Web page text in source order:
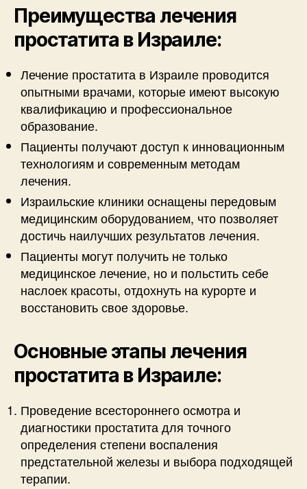
Преимущества лечения
простатита в Израиле:
Лечение простатита в Израиле проводится
опытными врачами, которые имеют высокую
квалификацию и профессиональное
образование.
Пациенты получают доступ к инновационным
технологиям и современным методам
лечения.
Израильские клиники оснащены передовым
медицинским оборудованием, что позволяет
достичь наилучших результатов лечения.
Пациенты могут получить не только
медицинское лечение, но и польстить себе
наслоек красоты, отдохнуть на курорте и
восстановить свое здоровье.
Основные этапы лечения
простатита в Израиле:
Проведение всестороннего осмотра и
диагностики простатита для точного
определения степени воспаления
предстательной железы и выбора подходящей
терапии.